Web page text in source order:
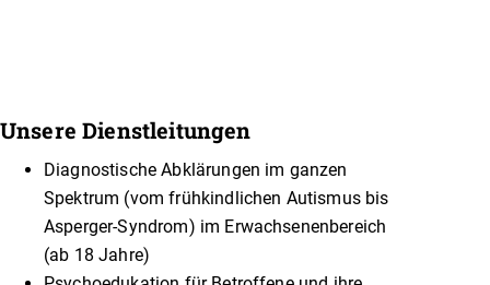
Unsere Dienstleitungen
Diagnostische Abklärungen im ganzen
Spektrum (vom frühkindlichen Autismus bis
Asperger-Syndrom) im Erwachsenenbereich
(ab 18 Jahre)